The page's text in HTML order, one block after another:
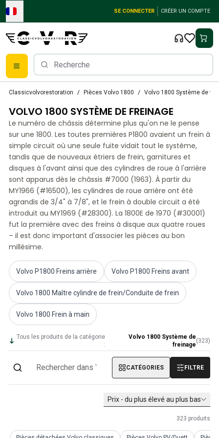
Skip to main content
SE CONNECTER CRÉER UN COMPTE
Pièces Volvo PV/Duett
Système de freinage Volvo PV/Duett
Volvo PV/Duett Fuel/Exhaust system
Volvo PV/Duett Équipement électrique
Volvo PV/Duett Suspension avant
Volvo PV/Duett Pièces intérieures
Volvo PV/Duett Pièces de carrosserie
Volvo PV/Duett Transmission/Suspension arrière
Système de refroidissement Volvo PV/Duett
Pièces pour moteurs Volvo PV/Duett
Volvo PV/Duett Divers
Tringlerie de l'accélérateur du moteur Volvo PV/Duett
Volvo PV/Duett Heater/Fresh Air
Volvo PV/Duett Roues/Enjoliveurs
Pièces Volvo Amazon
Volvo Amazon Pièces de carrosserie
Volvo Amazon Système de freinage
Volvo Amazon Système de refroidissement
Volvo Amazon Équipement électrique
Volvo Amazon Pièces de moteur
Liaison de l'accélérateur du moteur Volvo Amazon
Volvo Amazon Système de carburant/échappement
Volvo Amazon Suspension avant
Volvo Amazon Pièces intérieures
Volvo Amazon Transmission/Suspension arrière
Classicvolvorestoration Pièces Volvo 1800 Volvo 1800 Système de
VOLVO 1800 SYSTÈME DE FREINAGE
Le numéro de châssis détermine plus qu'on ne le pense
sur une 1800. Les toutes premières P1800 avaient un frein à
simple circuit où une seule fuite vidait tout le système,
tandis que de nouveaux étriers de frein, garnitures et
disques à l'avant ainsi que des cylindres de roue à l'arrière
sont apparus dès le châssis #7000 (1963). À partir du
MY1966 (#16500), les cylindres de roue arrière ont été
agrandis de 3/4" à 7/8", et le frein à double circuit a été
introduit au MY1969 (#28300). La 1800E de 1970 (#30001)
fut la première avec des freins à disque aux quatre roues
– il est donc important d'associer les pièces au bon
millésime.
Volvo P1800 Freins arrière Volvo P1800 Freins avant
Volvo 1800 Maître cylindre de frein/Conduite de frein
Volvo 1800 Frein à main
Tous les produits de la catégorie
:
Volvo 1800 Système de
freinage
(323)
CATÉGORIES FILTRE
Prix - du plus élevé au plus bas
323 produits